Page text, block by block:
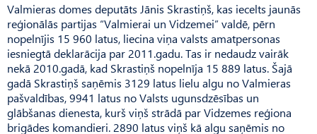
Valmieras domes deputāts Jānis Skrastiņš, kas iecelts jaunās
reģionālās partijas “Valmierai un Vidzemei” valdē, pērn
nopelnījis 15 960 latus, liecina viņa valsts amatpersonas
iesniegtā deklarācija par 2011.gadu. Tas ir nedaudz vairāk
nekā 2010.gadā, kad Skrastiņš nopelnīja 15 889 latus. Šajā
gadā Skrastiņš saņēmis 3129 latus lielu algu no Valmieras
pašvaldības, 9941 latus no Valsts ugunsdzēsības un
glābšanas dienesta, kurš viņš strādā par Vidzemes reģiona
brigādes komandieri. 2890 latus viņš kā algu saņēmis no